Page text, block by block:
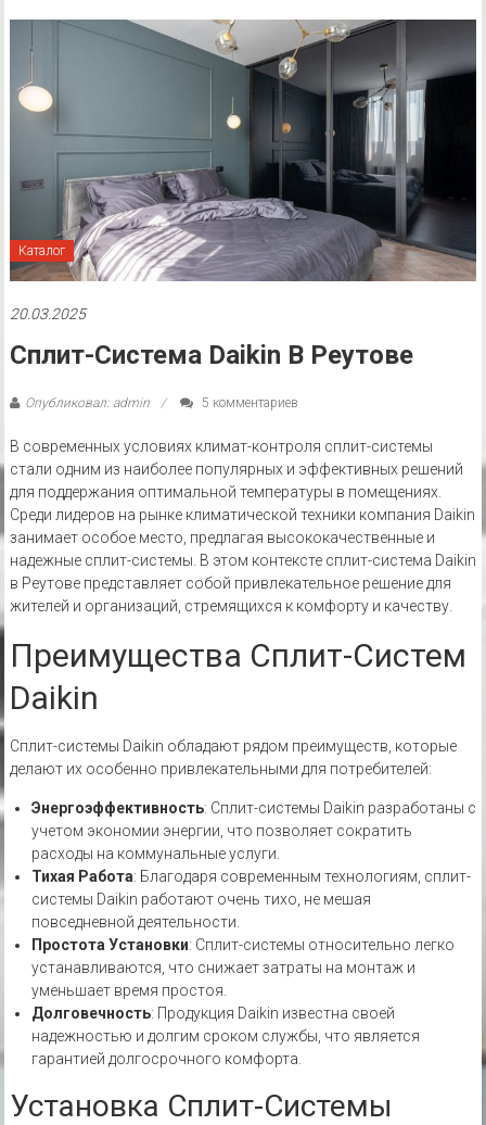
Каталог
20.03.2025
Сплит-Система Daikin В Реутове
Опубликовал: admin 5 комментариев
В современных условиях климат-контроля сплит-системы
стали одним из наиболее популярных и эффективных решений
для поддержания оптимальной температуры в помещениях.
Среди лидеров на рынке климатической техники компания Daikin
занимает особое место, предлагая высококачественные и
надежные сплит-системы. В этом контексте сплит-система Daikin
в Реутове представляет собой привлекательное решение для
жителей и организаций, стремящихся к комфорту и качеству.
Преимущества Сплит-Систем
Daikin
Сплит-системы Daikin обладают рядом преимуществ, которые
делают их особенно привлекательными для потребителей:
Энергоэффективность: Сплит-системы Daikin разработаны с
учетом экономии энергии, что позволяет сократить
расходы на коммунальные услуги.
Тихая Работа: Благодаря современным технологиям, сплит-
системы Daikin работают очень тихо, не мешая
повседневной деятельности.
Простота Установки: Сплит-системы относительно легко
устанавливаются, что снижает затраты на монтаж и
уменьшает время простоя.
Долговечность: Продукция Daikin известна своей
надежностью и долгим сроком службы, что является
гарантией долгосрочного комфорта.
Установка Сплит-Системы